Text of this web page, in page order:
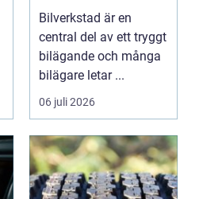
Bilverkstad är en
central del av ett tryggt
bilägande och många
bilägare letar ...
06 juli 2026